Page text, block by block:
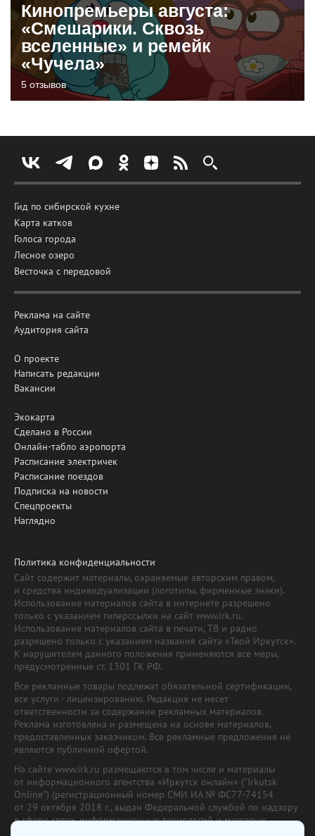
Кинопремьеры августа:
«Смешарики. Сквозь
вселенные» и ремейк
«Чучела»
5 отзывов
Гид по сибирской кухне
Карта катков
Голоса города
Лесное озеро
Весточка с передовой
Реклама на сайте
Аудитория сайта
О проекте
Написать редакции
Вакансии
Экокарта
Сделано в России
Онлайн-табло аэропорта
Расписание электричек
Расписание поездов
Подписка на новости
Спецпроекты
Наглядно
Политика конфиденциальности
Сайт содержит материалы, охраняемые авторским правом,
и средства индивидуализации (логотипы, фирменные знаки).
Использование материалов сайта в интернете разрешено
только с указанием гиперссылки на сайт www.irk.ru.
Использование материалов сайта в печати, ТВ и радио
разрешено только с указанием названия сайта «Твой Иркутск».
К нарушителям данного положения применяются все меры,
предусмотренные ст. 1301 ГК РФ.
Все рекламные товары подлежат обязательной сертификации,
все услуги - лицензированию. Редакция не несет
ответственности за содержание рекламных материалов.
Реклама изготовлена и размещена на основе материалов,
предоставленных заказчиком. Все рекламные предложения не
являются публичной офертой.
На сайте www.irk.ru размещаются в том числе и материалы
от информационного агентства «Иркутск онлайн» ("Irkutsk
Online") (регистрационный номер СМИ ИА № ФС77-74154
от 29 октября 2018 г., выдан Федеральной службой по надзору
в сфере связи, информационных технологий и массовых